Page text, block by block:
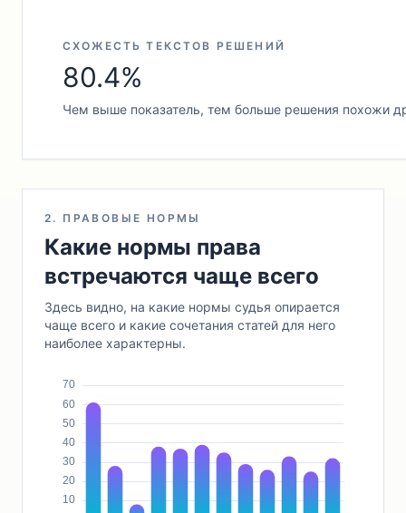
СХОЖЕСТЬ ТЕКСТОВ РЕШЕНИЙ
80.4%
Чем выше показатель, тем больше решения похожи
2. ПРАВОВЫЕ НОРМЫ
Какие нормы права
встречаются чаще всего
Здесь видно, на какие нормы судья опирается
чаще всего и какие сочетания статей для него
наиболее характерны.